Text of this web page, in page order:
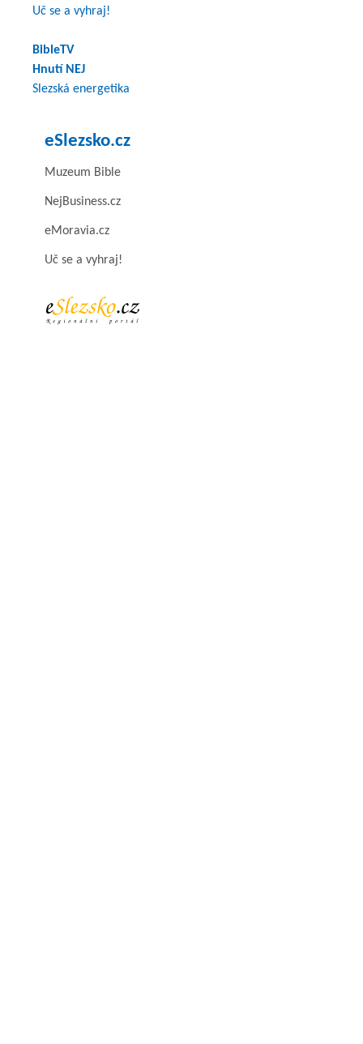
Uč se a vyhraj!
BibleTV
Hnutí NEJ
Slezská energetika
eSlezsko.cz
Muzeum Bible
NejBusiness.cz
eMoravia.cz
Uč se a vyhraj!